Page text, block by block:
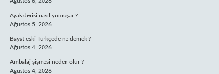
Ayak derisi nasıl yumuşar ?
Ağustos 5, 2026
Bayat eski Türkçede ne demek ?
Ağustos 4, 2026
Ambalaj şişmesi neden olur ?
Ağustos 4, 2026